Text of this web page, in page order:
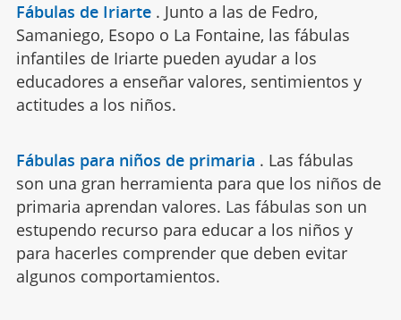
Fábulas de Iriarte . Junto a las de Fedro,
Samaniego, Esopo o La Fontaine, las fábulas
infantiles de Iriarte pueden ayudar a los
educadores a enseñar valores, sentimientos y
actitudes a los niños.
Fábulas para niños de primaria . Las fábulas
son una gran herramienta para que los niños de
primaria aprendan valores. Las fábulas son un
estupendo recurso para educar a los niños y
para hacerles comprender que deben evitar
algunos comportamientos.